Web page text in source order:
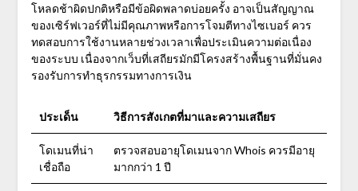
โหลดช้าผิดปกติหรือมีข้อผิดพลาดบ่อยครั้ง อาจเป็นสัญญาณ
ของเซิร์ฟเวอร์ที่ไม่มีคุณภาพหรือการโจมตีทางไซเบอร์ ควร
ทดสอบการใช้งานหลายช่วงเวลาเพื่อประเมินความต่อเนื่อง
ของระบบ เนื่องจากเว็บที่เสถียรมักมีโครงสร้างพื้นฐานที่มั่นคง
รองรับการทำธุรกรรมทางการเงิน
ประเด็น วิธีการสังเกตที่มาและความเสถียร
โดเมนที่น่า
เชื่อถือ
ตรวจสอบอายุโดเมนจาก Whois ควรมีอายุ
มากกว่า 1 ปี